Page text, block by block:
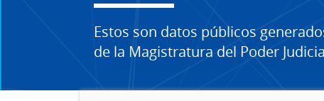
Estos son datos públicos
de la Magistratura del Poder